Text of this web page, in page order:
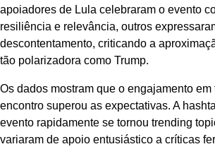
apoiadores de Lula celebraram o evento
resiliência e relevância, outros
descontentamento, criticando a
tão polarizadora como Trump.
Os dados mostram que o engajamento em
encontro superou as expectativas. A
evento rapidamente se tornou trending
variaram de apoio entusiástico a críticas